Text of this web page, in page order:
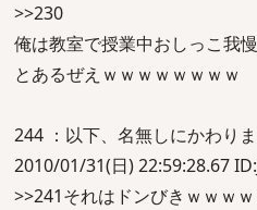
>>230
俺は教室で授業中おしっこ我
とあるぜえｗｗｗｗｗｗｗｗ
244 ：以下、名無しにかわり
2010/01/31(日) 22:59:28.67
>>241それはドンびきｗｗｗｗ